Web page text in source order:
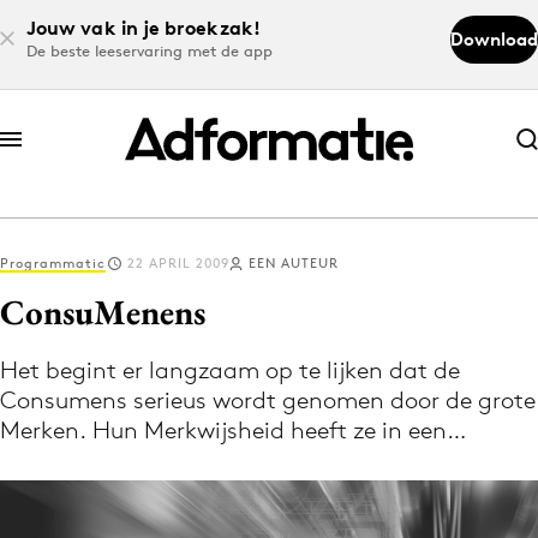
Jouw vak in je broekzak!
De beste leeservaring met de app
Download
Abonneer nu
Abonneer nu
Log in
Download de app
Volg het laatste nieuws via de Adformatie
Nieuws app
Programmatic 22 APRIL 2009 EEN AUTEUR
ConsuMenens
Het begint er langzaam op te lijken dat de
Consumens serieus wordt genomen door de grote
Merken. Hun Merkwijsheid heeft ze in een…